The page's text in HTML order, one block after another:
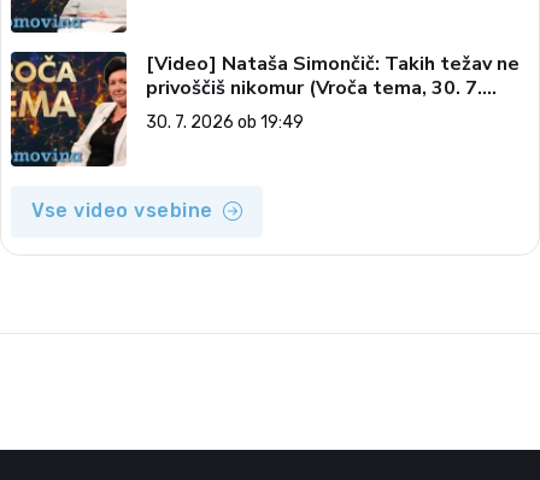
[Video] Nataša Simončič: Takih težav ne
privoščiš nikomur (Vroča tema, 30. 7.
2026)
30. 7. 2026 ob 19:49
Vse video vsebine